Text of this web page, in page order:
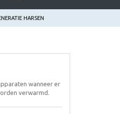
HARSEN
wanneer er
verwarmd.